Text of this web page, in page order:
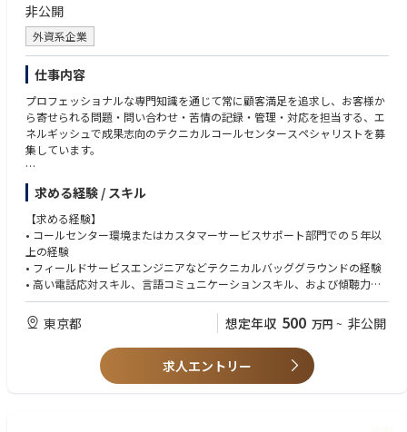
非公開
外資系企業
仕事内容
プロフェッショナルな専門知識を通じて常に顧客満足を追求し、お客様か
ら寄せられる問題・問い合わせ・苦情の記録・管理・対応を担当する、エ
ネルギッシュで成果志向のテクニカルコールセンタースペシャリストを募
集しています。
この職務では、「初回修理完了率（First Time Fix Rate）」と「サービス提
供時間（Time to Service）」の面で、最高水準のサービスを提供する重要
な役割を担います。
■具体的な業務内容
・お客様からのリクエストに迅速に対応し、問題解決をスムーズにするた
めに、報告されたトラブルに関するすべての関連情報を収集する。
報（請求先情報や締め支払日など）に漏れがないかを確認し、必要に応じ
情報収集を行う。
・トラブルシューティングの第一線として対応し、顧客SLA（サービス品
質保証契約）を満たすために迅速なエスカレーションを行う。
・技術的バックグラウンドをベースに、適切なトラブルシューティングを
求める経験 / スキル
【求める経験】
• コールセンター環境またはカスタマーサービスサポート部門での５年以
上の経験
• フィールドサービスエンジニアなどテクニカルバッググラウンドの経験
• 高い電話応対スキル、言語コミュニケーションスキル、および傾聴力
• カスタマーサービスの慣行および原則に関する知識
• CRM管理の知識（SAP、Salesforce、ServiceMaxの経験があれば尚可）
• 複数のタスクをこなし、優先順位を設定し、時間を効果的に管理する能
• 高等学校卒以上の学歴がある方
東京都 想定年収 500 万円 ~ 非公開
求人エントリー